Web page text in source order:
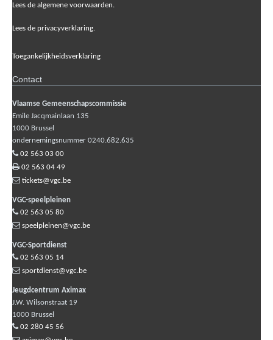
Lees de algemene voorwaarden.
Lees de privacyverklaring.
Toegankelijkheidsverklaring
Contact
Vlaamse Gemeenschapscommissie
Emile Jacqmainlaan 135
1000 Brussel
ondernemingsnummer 0240.682.635
02 563 03 00
02 563 04 49
tickets@vgc.be
VGC-speelpleinen
02 563 05 80
speelpleinen@vgc.be
VGC-Sportdienst
02 563 05 14
sportdienst@vgc.be
Jeugdcentrum Aximax
J.W. Wilsonstraat 19
1000 Brussel
02 280 45 56